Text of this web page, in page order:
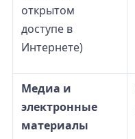
открытом
доступе в
Интернете)
Медиа и
электронные
материалы